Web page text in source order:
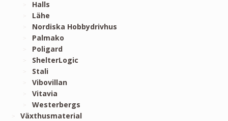
Halls
Lähe
Nordiska Hobbydrivhus
Palmako
Poligard
ShelterLogic
Stali
Vibovillan
Vitavia
Westerbergs
Växthusmaterial